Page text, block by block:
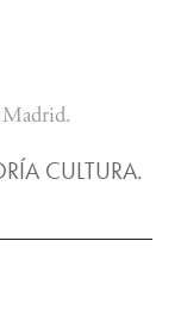
Madrid.
CULTURA.